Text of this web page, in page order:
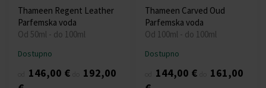
Thameen Regent Leather
Parfemska voda
Od 50ml - do 100ml
Dostupno
146,00 €
192,00
Thameen Carved Oud
Parfemska voda
Od 100ml - do 100ml
Dostupno
144,00 €
161,00